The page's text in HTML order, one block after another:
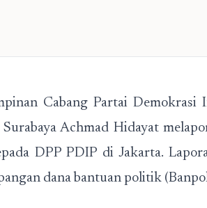
Cabang Partai Demokrasi
Achmad Hidayat
DPP PDIP di Jakarta.
dana bantuan politik